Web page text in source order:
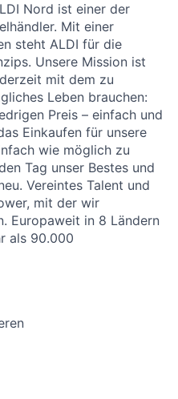
Nord ist einer der
Mit einer
steht ALDI für die
Unsere Mission ist
mit dem zu
Leben brauchen:
Preis – einfach und
Einkaufen für unsere
wie möglich zu
Tag unser Bestes und
Vereintes Talent und
mit der wir
Europaweit in 8 Ländern
als 90.000